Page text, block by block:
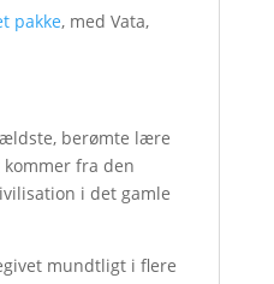
pakke, med Vata,
berømte lære
fra den
i det gamle
mundtligt i flere